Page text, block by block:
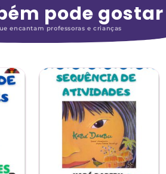
pode gostar
encantam professoras e crianças